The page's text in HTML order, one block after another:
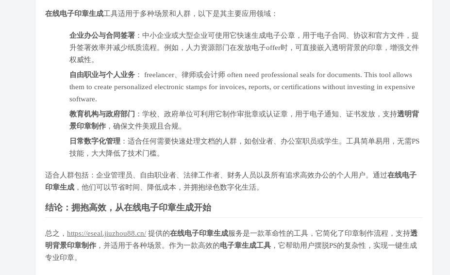
在线电子印章生成工具适用于多种场景和人群，以下是其主要应用领域：
企业办公与合同签署 ：中小企业或大型企业可使用它快速生成电子公章，用于电子合同、协议和官方文件，提
升签署效率并减少纸质流程。例如，人力资源部门在发放电子offer时，可直接嵌入透明背景的印章，增强文件
权威性。
自由职业与个人业务 ： freelancer、律师或会计师 often need professional seals for documents. This tool allows
them to create personalized electronic stamps for invoices, reports, or certifications without investing in expensive
software.
教育机构与政府部门 ：学校、政府单位可利用它制作审批章或认证章，用于电子通知、证书发放，支持透明背
景印章制作 ，确保文件美观且合规。
日常数字化管理 ：适合任何需要快速处理文档的人群，如创业者、办公室职员或学生。工具简单易用，无需PS
技能，大大降低了技术门槛。
适合人群包括：企业管理员、自由职业者、法律工作者、财务人员以及所有追求高效办公的个人用户。通过在线电子
印章生成 ，他们可以节省时间、降低成本，并拥抱绿色数字化生活。
结论：拥抱高效，从在线电子印章生成开始
总之， https://eseal.jiuzhou88.cn/ 提供的在线电子印章生成服务是一款革命性的工具，它简化了印章制作流程，支持透
明背景印章制作 ，并适用于各种场景。作为一款高效的电子章生成工具 ，它帮助用户摆脱PS的复杂性，实现一键生成
专业印章。